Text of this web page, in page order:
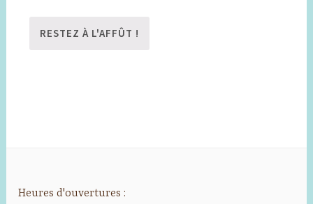
Heures d'ouvertures :